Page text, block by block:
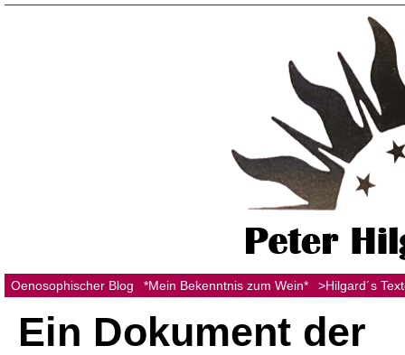
Oenosophischer Blog *Mein Bekenntnis zum Wein* >Hilgard´s
Ein Dokument der